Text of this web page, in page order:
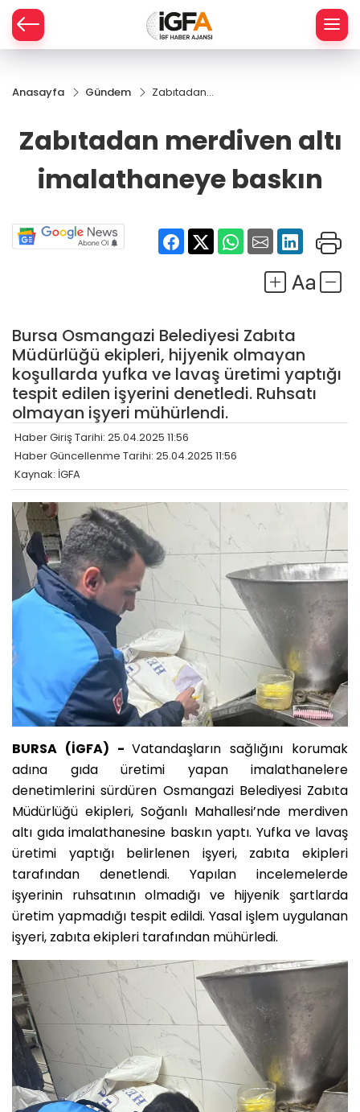
Anasayfa Gündem
Zabıtadan
baskın
Zabıtadan merdiven altı
imalathaneye baskın
Bursa Osmangazi Belediyesi Zabıta
Müdürlüğü ekipleri, hijyenik olmayan
koşullarda yufka ve lavaş üretimi yaptığı
tespit edilen işyerini denetledi. Ruhsatı
olmayan işyeri mühürlendi.
Haber Giriş Tarihi: 25.04.2025 11:56
Haber Güncellenme Tarihi: 25.04.2025 11:56
Kaynak: İGFA
BURSA (İGFA) -Vatandaşların sağlığını korumak
adına gıda üretimi yapan imalathanelere
denetimlerini sürdüren Osmangazi Belediyesi Zabıta
Müdürlüğü ekipleri, Soğanlı Mahallesi’nde merdiven
altı gıda imalathanesine baskın yaptı. Yufka ve lavaş
üretimi yaptığı belirlenen işyeri, zabıta ekipleri
tarafından denetlendi. Yapılan incelemelerde
işyerinin ruhsatının olmadığı ve hijyenik şartlarda
üretim yapmadığı tespit edildi. Yasal işlem uygulanan
işyeri, zabıta ekipleri tarafından mühürledi.